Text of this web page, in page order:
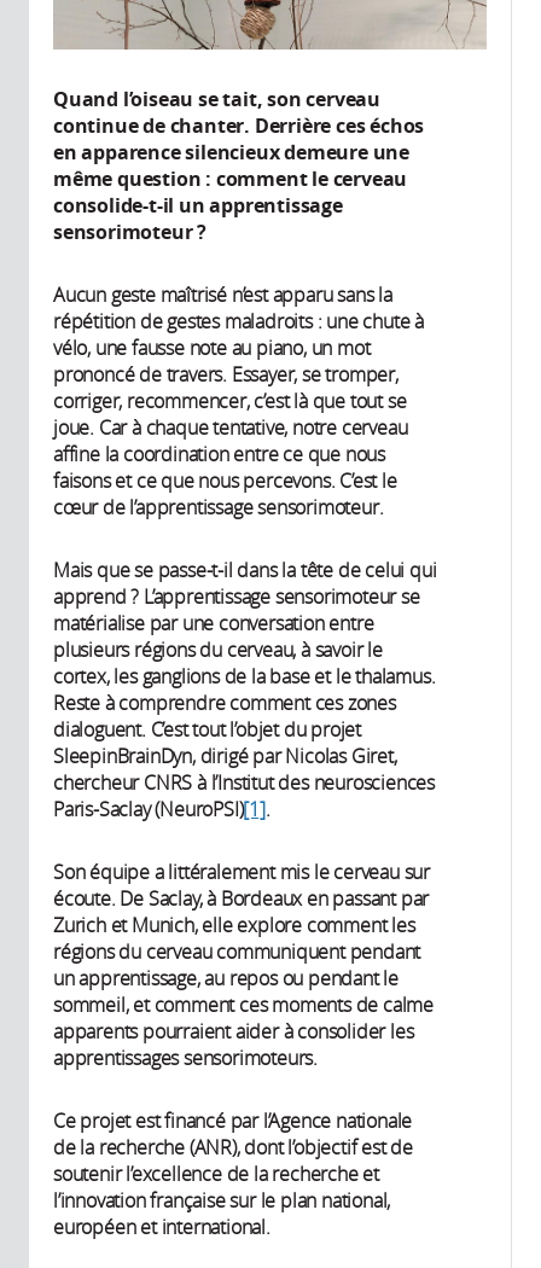
Quand l’oiseau se tait, son cerveau
continue de chanter. Derrière ces échos
en apparence silencieux demeure une
même question : comment le cerveau
consolide-t-il un apprentissage
sensorimoteur ?
Aucun geste maîtrisé n’est apparu sans la
répétition de gestes maladroits : une chute à
vélo, une fausse note au piano, un mot
prononcé de travers. Essayer, se tromper,
corriger, recommencer, c’est là que tout se
joue. Car à chaque tentative, notre cerveau
affine la coordination entre ce que nous
faisons et ce que nous percevons. C’est le
cœur de l’apprentissage sensorimoteur.
Mais que se passe-t-il dans la tête de celui qui
apprend ? L’apprentissage sensorimoteur se
matérialise par une conversation entre
plusieurs régions du cerveau, à savoir le
cortex, les ganglions de la base et le thalamus.
Reste à comprendre comment ces zones
dialoguent. C’est tout l’objet du projet
SleepinBrainDyn, dirigé par Nicolas Giret,
chercheur CNRS à l’Institut des neurosciences
Paris-Saclay (NeuroPSI)[1].
Son équipe a littéralement mis le cerveau sur
écoute. De Saclay, à Bordeaux en passant par
Zurich et Munich, elle explore comment les
régions du cerveau communiquent pendant
un apprentissage, au repos ou pendant le
sommeil, et comment ces moments de calme
apparents pourraient aider à consolider les
apprentissages sensorimoteurs.
Ce projet est financé par l’Agence nationale
de la recherche (ANR), dont l’objectif est de
soutenir l’excellence de la recherche et
l’innovation française sur le plan national,
européen et international.